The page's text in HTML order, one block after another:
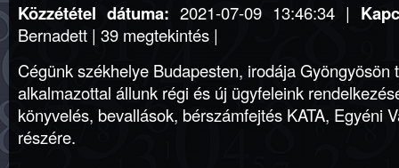
Közzététel dátuma: 2021-07-09 13:46:34 |
Bernadett | 39 megtekintés |
Cégünk székhelye Budapesten, irodája Gyöngyösön
alkalmazottal állunk régi és új ügyfeleink
könyvelés, bevallások, bérszámfejtés KATA, Egyéni
részére.